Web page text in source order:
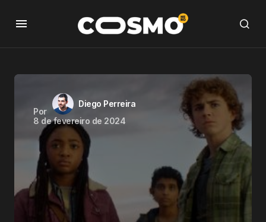
Por
Diego Perreira
8 de fevereiro de 2024